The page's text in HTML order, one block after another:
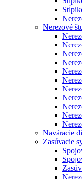
Nerezové
Naváracie
Zasúvacie